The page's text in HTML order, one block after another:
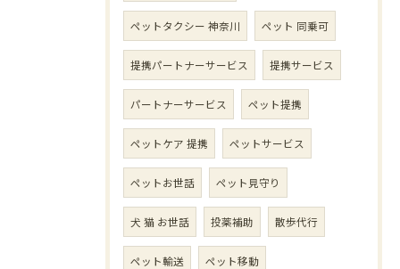
ペットタクシー 神奈川 ペット 同乗可
提携パートナーサービス 提携サービス
パートナーサービス ペット提携
ペットケア 提携 ペットサービス
ペットお世話 ペット見守り
犬 猫 お世話 投薬補助 散歩代行
ペット輸送 ペット移動